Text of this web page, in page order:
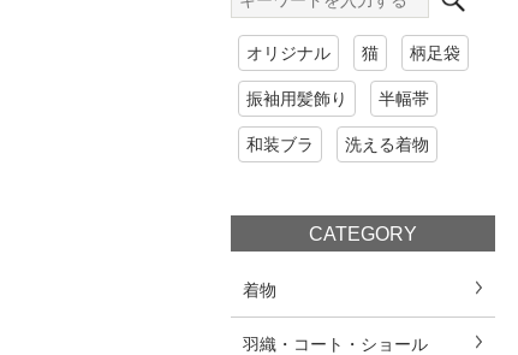
オリジナル 猫 柄足袋
振袖用髪飾り 半幅帯
和装ブラ 洗える着物
CATEGORY
着物
羽織・コート・ショール